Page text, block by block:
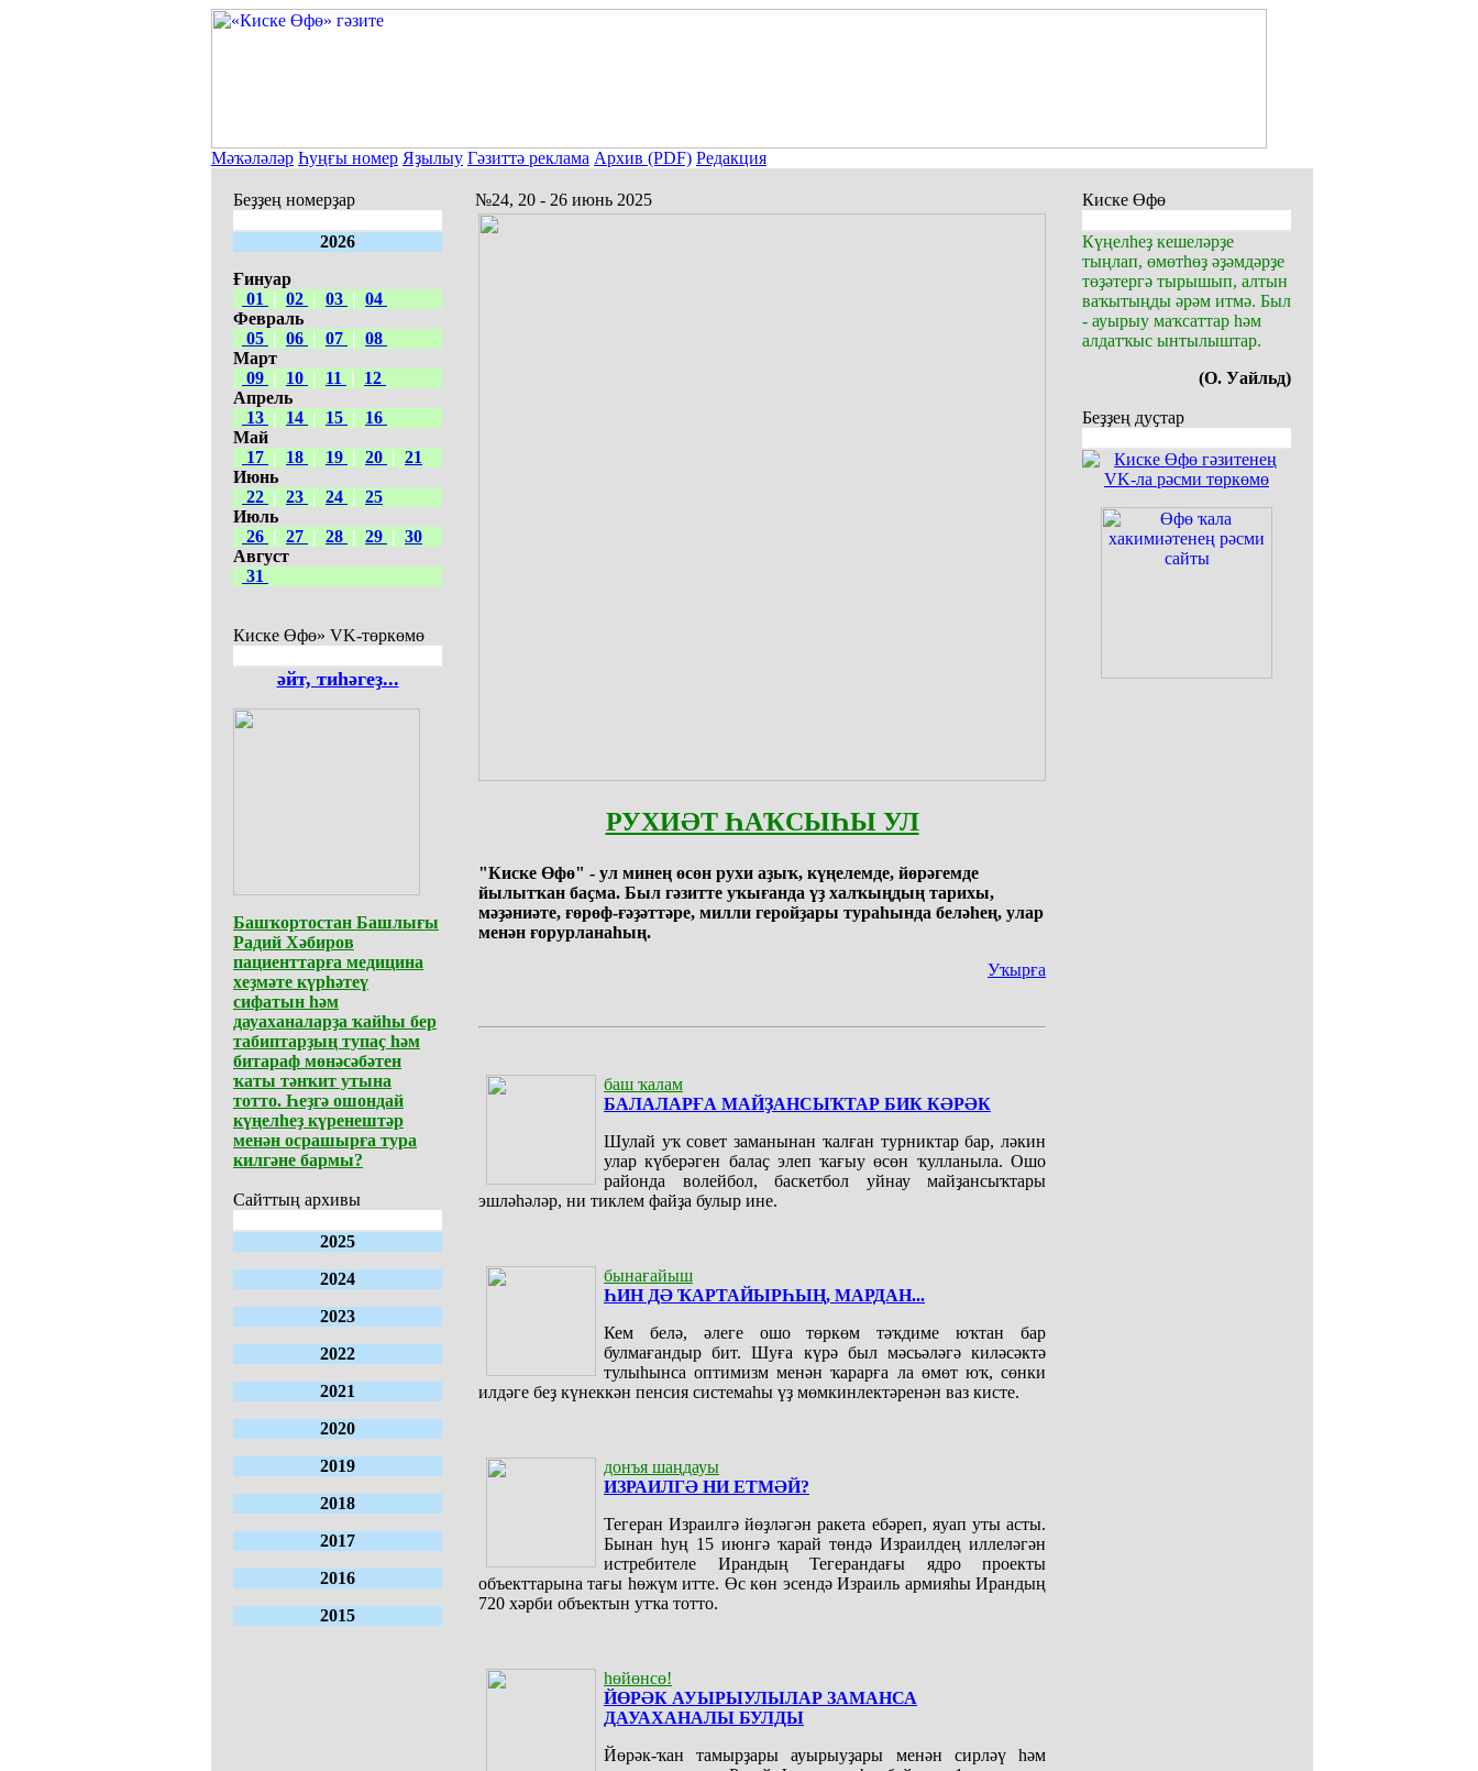
Мәҡәләләр Һуңғы номер Яҙылыу Гәзиттә реклама Архив (PDF) Редакция
Беҙҙең номерҙар
2026
Ғинуар
01
| 02 | 03 | 04
Февраль
05 | 06 | 07 | 08
Март
09 | 10 | 11 |
12
Апрель
13 | 14 | 15 |
16
Май
17 | 18 | 19 | 20 | 21
Июнь
22 | 23 | 24 | 25
Июль
26 | 27 | 28 | 29 | 30
Август
31
Киске Өфө» VK-төркөмө
әйт, тиһәгеҙ...
Башҡортостан Башлығы
Радий Хәбиров
пациенттарға медицина
хеҙмәте күрһәтеү
сифатын һәм
дауаханаларҙа ҡайһы бер
табиптарҙың тупаҫ һәм
битараф мөнәсәбәтен
ҡаты тәнҡит утына
тотто. Һеҙгә ошондай
күңелһеҙ күренештәр
менән осрашырға тура
килгәне бармы?
Сайттың архивы
2025
2024
2023
2022
2021
2020
2019
2018
2017
2016
2015
№24, 20 - 26 июнь 2025
РУХИӘТ ҺАҠСЫҺЫ УЛ
"Киске Өфө" - ул минең өсөн рухи аҙыҡ, күңелемде, йөрәгемде
йылытҡан баҫма. Был гәзитте уҡығанда үҙ халҡыңдың тарихы,
мәҙәниәте, ғөрөф-ғәҙәттәре, милли геройҙары тураһында беләһең, улар
менән ғорурланаһың.
Уҡырға
баш ҡалам
БАЛАЛАРҒА МАЙҘАНСЫҠТАР БИК КӘРӘК
Шулай уҡ совет заманынан ҡалған турниктар бар, ләкин
улар күберәген балаҫ элеп ҡағыу өсөн ҡулланыла. Ошо
районда волейбол, баскетбол уйнау майҙансыҡтары
эшләһәләр, ни тиклем файҙа булыр ине.
бынағайыш
ҺИН ДӘ ҠАРТАЙЫРҺЫҢ, МАРДАН...
Кем белә, әлеге ошо төркөм тәҡдиме юҡтан бар
булмағандыр бит. Шуға күрә был мәсьәләгә киләсәктә
тулыһынса оптимизм менән ҡарарға ла өмөт юҡ, сөнки
илдәге беҙ күнеккән пенсия системаһы үҙ мөмкинлектәренән ваз кисте.
донъя шаңдауы
ИЗРАИЛГӘ НИ ЕТМӘЙ?
Тегеран Израилгә йөҙләгән ракета ебәреп, яуап уты асты.
Бынан һуң 15 июнгә ҡарай төндә Израилдең иллеләгән
истребителе Ирандың Тегерандағы ядро проекты
объекттарына тағы һөжүм итте. Өс көн эсендә Израиль армияһы Ирандың
720 хәрби объектын утҡа тотто.
һөйөнсө!
ЙӨРӘК АУЫРЫУЛЫЛАР ЗАМАНСА
ДАУАХАНАЛЫ БУЛДЫ
Йөрәк-ҡан тамырҙары ауырыуҙары менән сирләү һәм
Киске Өфө
Күңелһеҙ кешеләрҙе
тыңлап, өмөтһөҙ әҙәмдәрҙе
төҙәтергә тырышып, алтын
ваҡытыңды әрәм итмә. Был
- ауырыу маҡсаттар һәм
алдатҡыс ынтылыштар.
(О. Уайльд)
Беҙҙең дуҫтар